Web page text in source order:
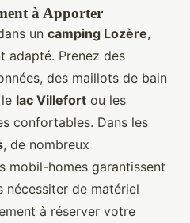
à Apporter
un camping Lozère,
adapté. Prenez des
des maillots de bain
lac Villefort ou les
confortables. Dans les
, de nombreux
mobil-homes garantissent
nécessiter de matériel
à réserver votre